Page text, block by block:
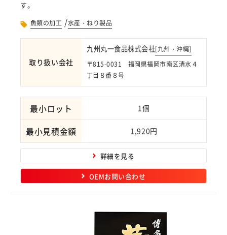
す。
魚類の加工 /水産・ねり製品
取り扱い会社
九州丸一食品株式会社[九州・沖縄]
〒815-0031 福岡県福岡市南区清水４
丁目８番８号
最小ロット 1個
最小見積金額 1,920円
詳細を見る
OEMお問い合わせ